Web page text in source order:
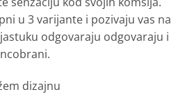
u 3 varijante i pozivaju vas na
odgovaraju odgovaraju i
.
dizajnu